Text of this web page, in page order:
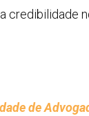
credibilidade
de